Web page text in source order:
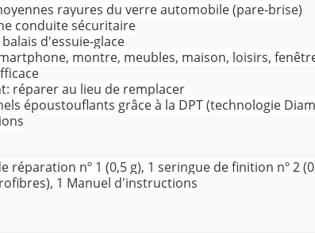
rayures du verre automobile (pare-brise)
conduite sécuritaire
d'essuie-glace
montre, meubles, maison, loisirs,
réparer au lieu de remplacer
époustouflants grâce à la DPT (technologie
réparation nº 1 (0,5 g), 1 seringue de finition nº 2
1 Manuel d'instructions